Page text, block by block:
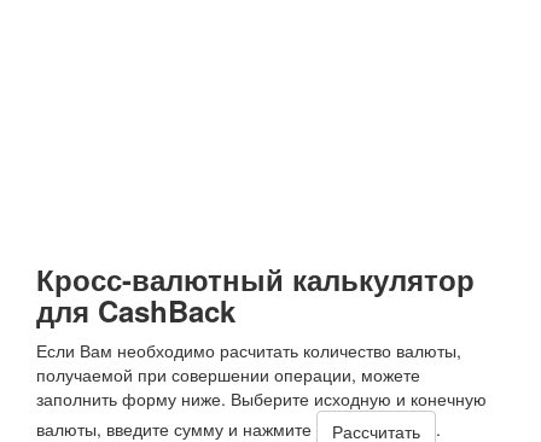
Кросс-валютный калькулятор
для CashBack
Если Вам необходимо расчитать количество валюты,
получаемой при совершении операции, можете
заполнить форму ниже. Выберите исходную и конечную
валюты, введите сумму и нажмите
.